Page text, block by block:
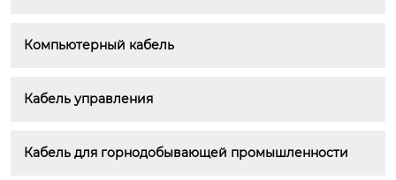
Компьютерный кабель
Кабель управления
Кабель для горнодобывающей промышленности